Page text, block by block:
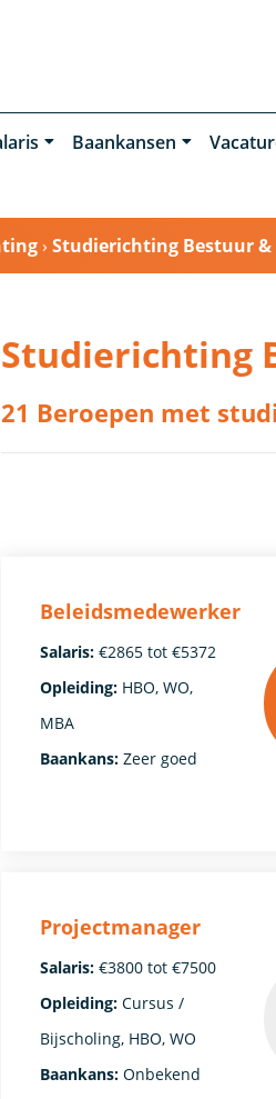
Baankansen
›Studierichting Bestuur
Studierichting
21 Beroepen met
Beleidsmedewerker
Salaris: €2865 tot €5372
Opleiding: HBO, WO,
MBA
Baankans: Zeer goed
Projectmanager
Salaris: €3800 tot €7500
Opleiding: Cursus /
Bijscholing, HBO, WO
Baankans: Onbekend